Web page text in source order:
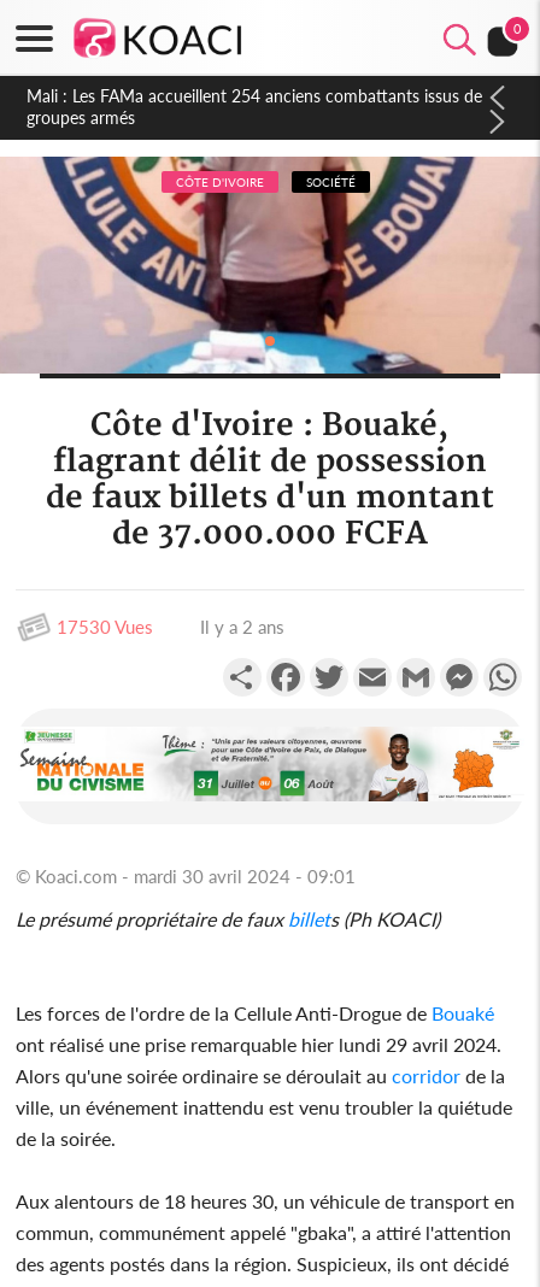
0
Côte d'Ivoire : Election FIF, le frère de feu Sidy Diallo se lance
dans la course
CÔTE D'IVOIRE SOCIÉTÉ
Côte d'Ivoire : Bouaké,
flagrant délit de possession
de faux billets d'un montant
de 37.000.000 FCFA
17530 Vues Il y a 2 ans
PartagerFacebookTwitterEmail Gmail
© Koaci.com - mardi 30 avril 2024 - 09:01
Le présumé propriétaire de fauxbillets (Ph KOACI)
Les forces de l'ordre de la Cellule Anti-Drogue de Bouaké
ont réalisé une prise remarquable hier lundi 29 avril 2024.
Alors qu'une soirée ordinaire se déroulait aucorridor de la
ville, un événement inattendu est venu troubler la quiétude
de la soirée.
Aux alentours de 18 heures 30, un véhicule de transport en
commun, communément appelé "gbaka", a attiré l'attention
des agents postés dans la région. Suspicieux, ils ont décidé